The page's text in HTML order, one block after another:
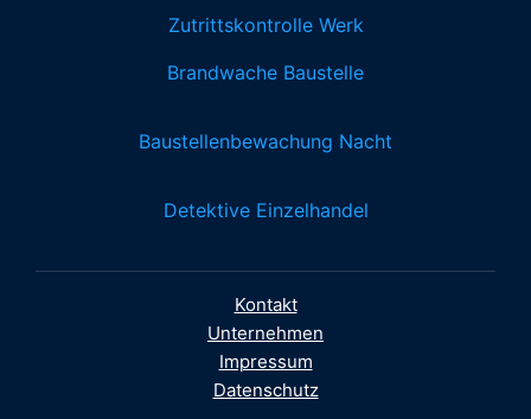
Zutrittskontrolle Werk
Brandwache Baustelle
Baustellenbewachung Nacht
Detektive Einzelhandel
Kontakt
Unternehmen
Impressum
Datenschutz